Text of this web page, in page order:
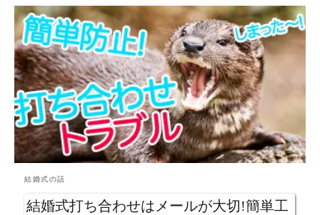
結婚式の話
結婚式打ち合わせはメールが大切!簡単工